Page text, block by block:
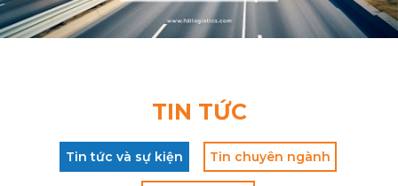
TIN TỨC
Tin tức và sự kiện Tin chuyên ngành